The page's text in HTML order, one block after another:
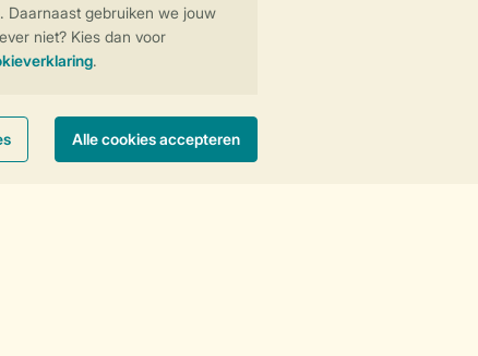
Wintersport
Zwemmen